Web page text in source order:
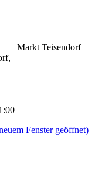
Markt Teisendorf
Fenster geöffnet)